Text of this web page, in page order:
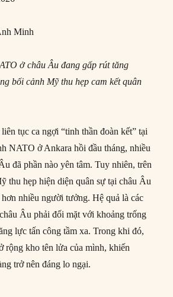
Minh
ở châu Âu đang gấp rút tăng
bối cảnh Mỹ thu hẹp cam kết quân
tục ca ngợi “tinh thần đoàn kết” tại
NATO ở Ankara hồi đầu tháng, nhiều
đã phần nào yên tâm. Tuy nhiên, trên
thu hẹp hiện diện quân sự tại châu Âu
nhiều người tưởng. Hệ quả là các
Âu phải đối mặt với khoảng trống
lực tấn công tầm xa. Trong khi đó,
rộng kho tên lửa của mình, khiến
trở nên đáng lo ngại.
hẹp khoảng cách nguy hiểm về năng lực